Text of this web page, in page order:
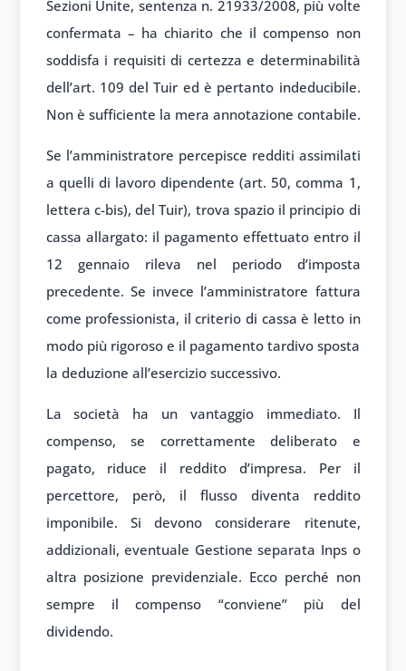
Sezioni Unite, sentenza n. 21933/2008, più volte
confermata – ha chiarito che il compenso non
soddisfa i requisiti di certezza e determinabilità
dell’art. 109 del Tuir ed è pertanto indeducibile.
Non è sufficiente la mera annotazione contabile.
Se l’amministratore percepisce redditi assimilati
a quelli di lavoro dipendente (art. 50, comma 1,
lettera c-bis), del Tuir), trova spazio il principio di
cassa allargato: il pagamento effettuato entro il
12 gennaio rileva nel periodo d’imposta
precedente. Se invece l’amministratore fattura
come professionista, il criterio di cassa è letto in
modo più rigoroso e il pagamento tardivo sposta
la deduzione all’esercizio successivo.
La società ha un vantaggio immediato. Il
compenso, se correttamente deliberato e
pagato, riduce il reddito d’impresa. Per il
percettore, però, il flusso diventa reddito
imponibile. Si devono considerare ritenute,
addizionali, eventuale Gestione separata Inps o
altra posizione previdenziale. Ecco perché non
sempre il compenso “conviene” più del
dividendo.